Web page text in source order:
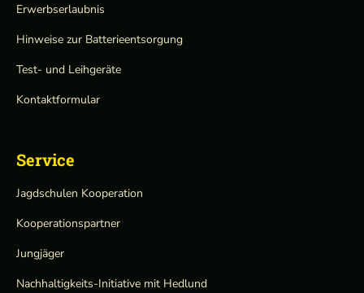
Erwerbserlaubnis
Hinweise zur Batterieentsorgung
Test- und Leihgeräte
Kontaktformular
Service
Jagdschulen Kooperation
Kooperationspartner
Jungjäger
Nachhaltigkeits-Initiative mit Hedlund